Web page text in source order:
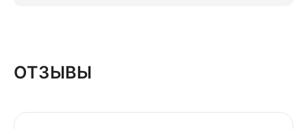
ОТЗЫВЫ